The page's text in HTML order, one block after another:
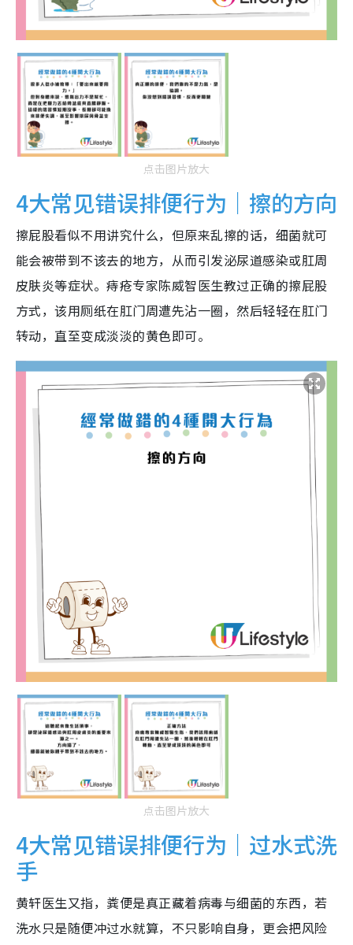
点击图片放大
4大常见错误排便行为｜擦的方向
擦屁股看似不用讲究什么，但原来乱擦的话，细菌就可
能会被带到不该去的地方，从而引发泌尿道感染或肛周
皮肤炎等症状。痔疮专家陈威智医生教过正确的擦屁股
方式，该用厕纸在肛门周遭先沾一圈，然后轻轻在肛门
转动，直至变成淡淡的黄色即可。
点击图片放大
4大常见错误排便行为｜过水式洗
手
黄轩医生又指，粪便是真正藏着病毒与细菌的东西，若
洗水只是随便冲过水就算，不只影响自身，更会把风险